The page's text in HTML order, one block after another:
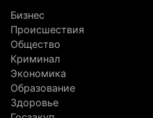
сборы в Алматинскую
6 августа 2026 г. 12:12
Первый раз с ИИ в
первоклассников
интеллекту
6 августа 2026 г. 10:47
Бизнес
Происшествия
Общество
Криминал
Экономика
Образование
Здоровье